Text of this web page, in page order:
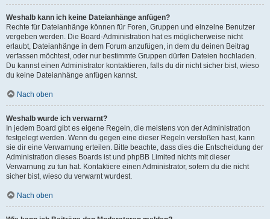
Weshalb kann ich keine Dateianhänge anfügen?
Rechte für Dateianhänge können für Foren, Gruppen und einzelne Benutzer
vergeben werden. Die Board-Administration hat es möglicherweise nicht
erlaubt, Dateianhänge in dem Forum anzufügen, in dem du deinen Beitrag
verfassen möchtest, oder nur bestimmte Gruppen dürfen Dateien hochladen.
Du kannst einen Administrator kontaktieren, falls du dir nicht sicher bist, wieso
du keine Dateianhänge anfügen kannst.
Nach oben
Weshalb wurde ich verwarnt?
In jedem Board gibt es eigene Regeln, die meistens von der Administration
festgelegt werden. Wenn du gegen eine dieser Regeln verstoßen hast, kann
sie dir eine Verwarnung erteilen. Bitte beachte, dass dies die Entscheidung der
Administration dieses Boards ist und phpBB Limited nichts mit dieser
Verwarnung zu tun hat. Kontaktiere einen Administrator, sofern du die nicht
sicher bist, wieso du verwarnt wurdest.
Nach oben